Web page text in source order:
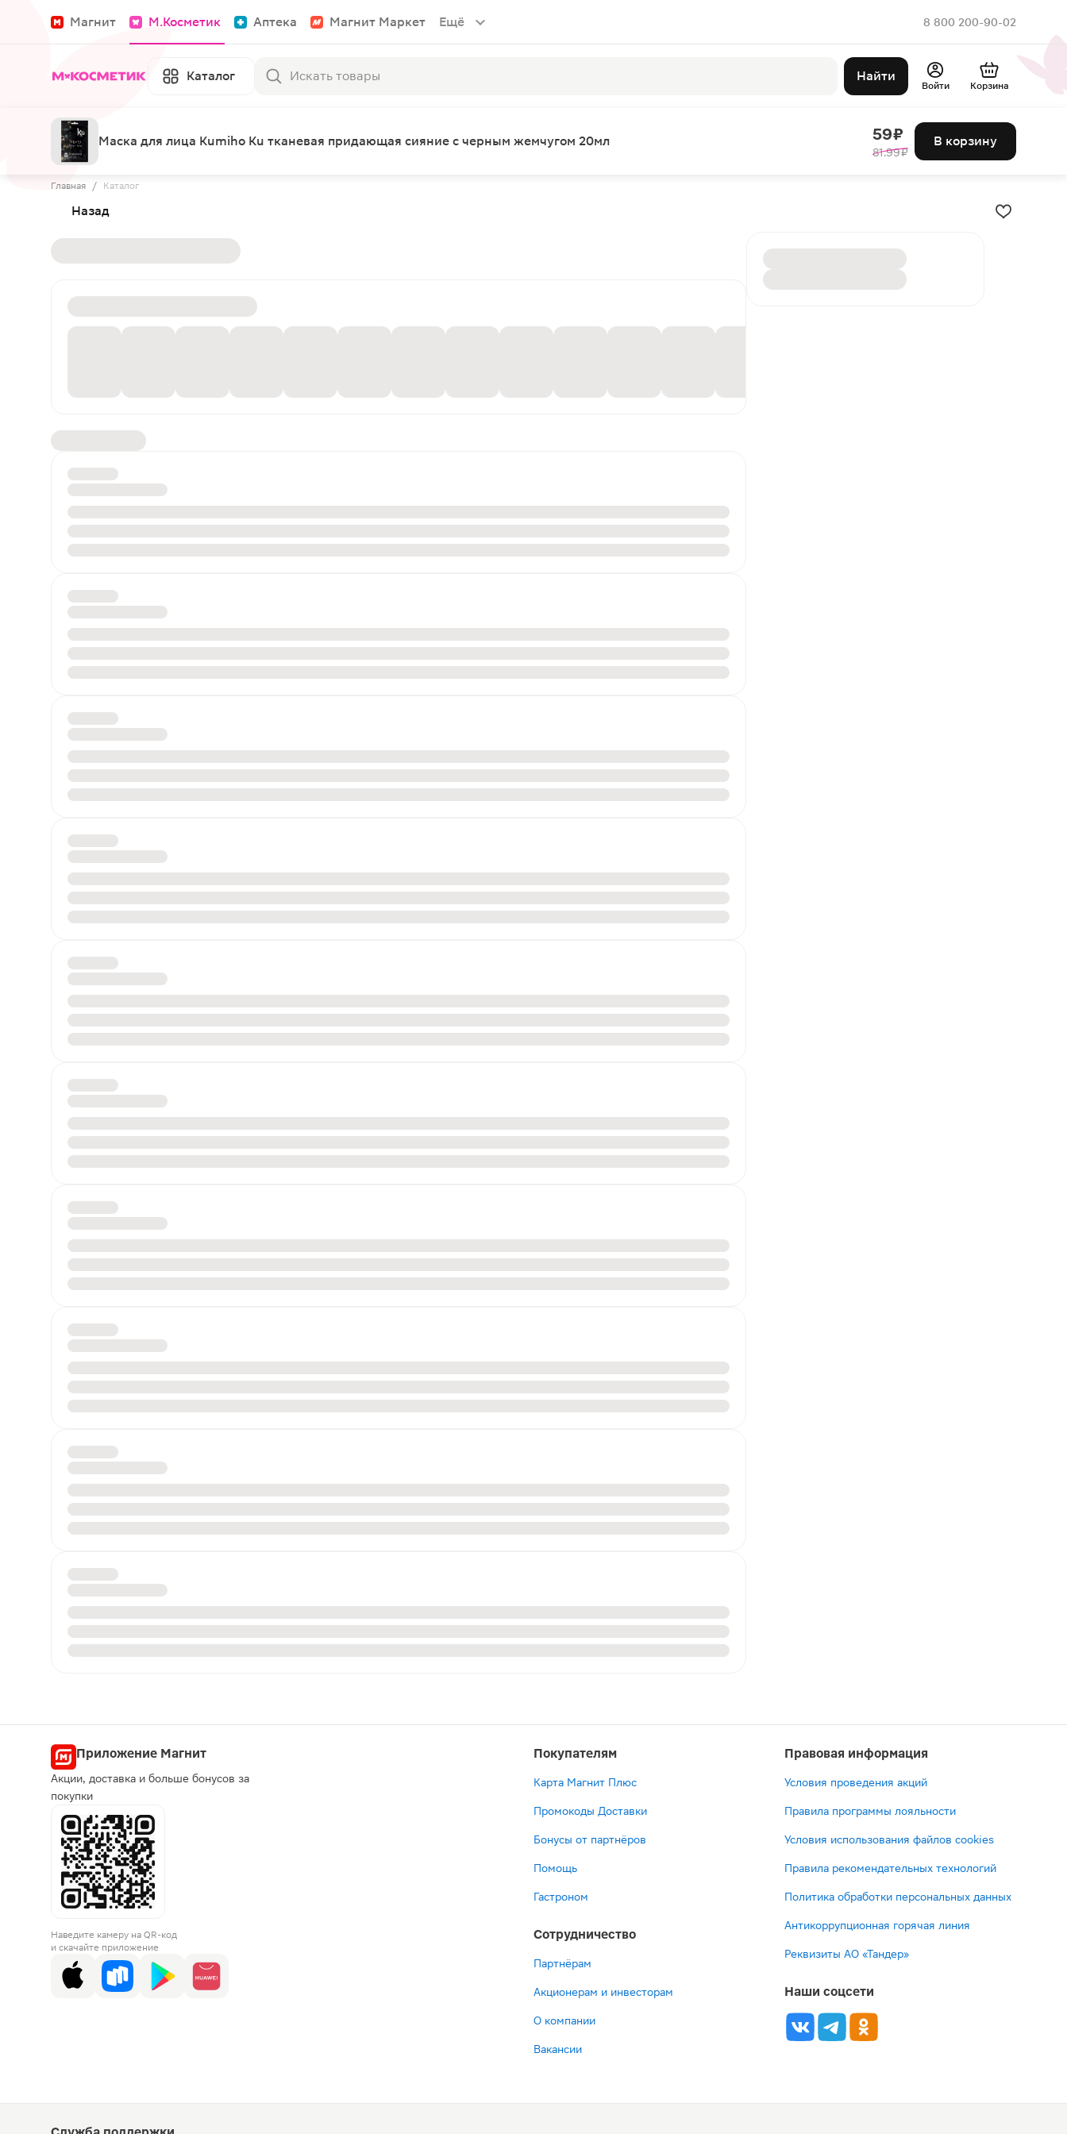
Магнит М.Косметик Аптека Магнит Маркет Ещё 8 800 200-90-02
Каталог Найти
Войти Корзина
Маска для лица Kumiho Ku тканевая придающая сияние с черным жемчугом 20мл 59 ₽
81.99 ₽
В корзину
Главная / Каталог
Назад
Приложение Магнит
Акции, доставка и больше бонусов за
покупки
Наведите камеру на QR-код
и скачайте приложение
Покупателям
Карта Магнит Плюс
Промокоды Доставки
Бонусы от партнёров
Помощь
Гастроном
Сотрудничество
Партнёрам
Акционерам и инвесторам
О компании
Вакансии
Правовая информация
Условия проведения акций
Правила программы лояльности
Условия использования файлов cookies
Правила рекомендательных технологий
Политика обработки персональных данных
Антикоррупционная горячая линия
Реквизиты АО «Тандер»
Наши соцсети